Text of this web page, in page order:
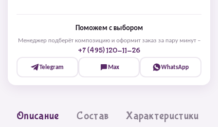
Поможем с выбором
Менеджер подберёт композицию и оформит заказ за пару минут –
+7 (495) 120-11-26
Telegram Max WhatsApp
Описание Состав Характеристики